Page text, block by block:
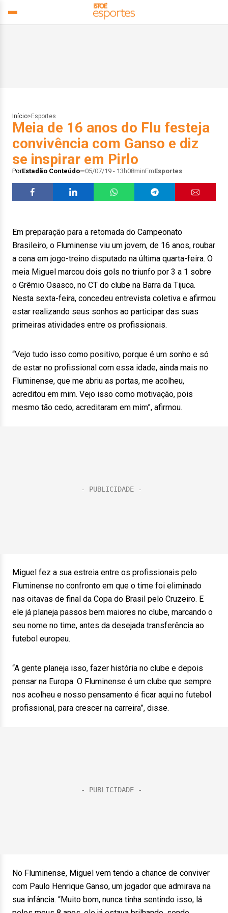
Início> Esportes
Meia de 16 anos do Flu festeja
convivência com Ganso e diz
se inspirar em Pirlo
PorEstadão Conteúdo 05/07/19 - 13h08minEmEsportes
Em preparação para a retomada do Campeonato
Brasileiro, o Fluminense viu um jovem, de 16 anos, roubar
a cena em jogo-treino disputado na última quarta-feira. O
meia Miguel marcou dois gols no triunfo por 3 a 1 sobre
o Grêmio Osasco, no CT do clube na Barra da Tijuca.
Nesta sexta-feira, concedeu entrevista coletiva e afirmou
estar realizando seus sonhos ao participar das suas
primeiras atividades entre os profissionais.
“Vejo tudo isso como positivo, porque é um sonho e só
de estar no profissional com essa idade, ainda mais no
Fluminense, que me abriu as portas, me acolheu,
acreditou em mim. Vejo isso como motivação, pois
mesmo tão cedo, acreditaram em mim”, afirmou.
Miguel fez a sua estreia entre os profissionais pelo
Fluminense no confronto em que o time foi eliminado
nas oitavas de final da Copa do Brasil pelo Cruzeiro. E
ele já planeja passos bem maiores no clube, marcando o
seu nome no time, antes da desejada transferência ao
futebol europeu.
“A gente planeja isso, fazer história no clube e depois
pensar na Europa. O Fluminense é um clube que sempre
nos acolheu e nosso pensamento é ficar aqui no futebol
profissional, para crescer na carreira”, disse.
No Fluminense, Miguel vem tendo a chance de conviver
com Paulo Henrique Ganso, um jogador que admirava na
sua infância. “Muito bom, nunca tinha sentindo isso, lá